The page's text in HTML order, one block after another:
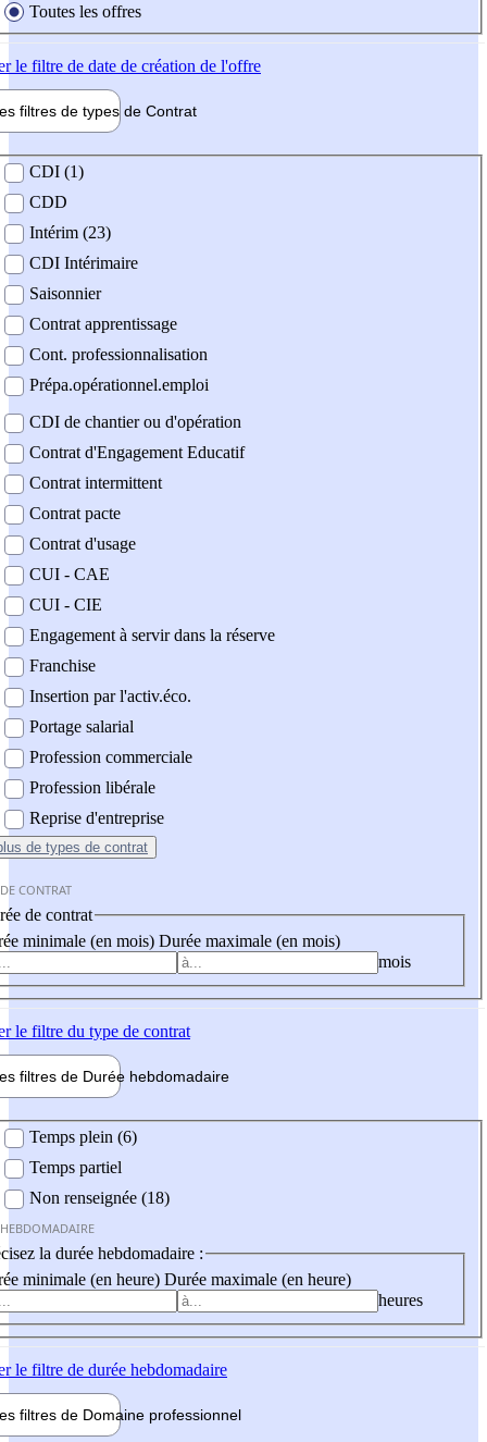
Toutes les offres
le filtre de date de création de l'offre
filtres de types de Contrat
contrat
CDI (1)
CDD
Intérim (23)
CDI Intérimaire
Saisonnier
Contrat apprentissage
Cont. professionnalisation
Prépa.opérationnel.emploi
CDI de chantier ou d'opération
Contrat d'Engagement Educatif
Contrat intermittent
Contrat pacte
Contrat d'usage
CUI - CAE
CUI - CIE
Engagement à servir dans la réserve
Franchise
Insertion par l'activ.éco.
Portage salarial
Profession commerciale
Profession libérale
Reprise d'entreprise
de types de contrat
CONTRAT
de contrat
minimale (en mois) Durée maximale (en mois)
mois
le filtre du type de contrat
filtres de Durée hebdomadaire
Temps plein (6)
Temps partiel
Non renseignée (18)
la durée hebdomadaire :
minimale (en heure) Durée maximale (en heure)
heures
le filtre de durée hebdomadaire
filtres de Domaine professionnel